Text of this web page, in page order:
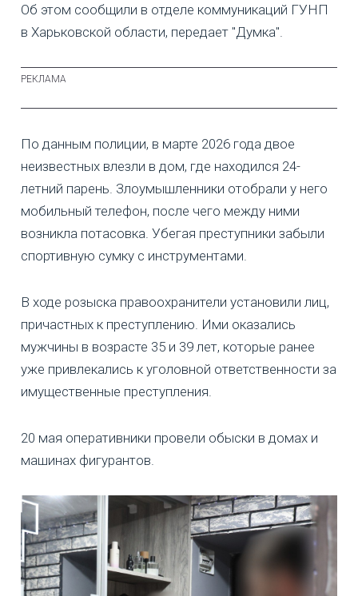
Об этом сообщили в отделе коммуникаций ГУНП
в Харьковской области, передает "Думка".
По данным полиции, в марте 2026 года двое
неизвестных влезли в дом, где находился 24-
летний парень. Злоумышленники отобрали у него
мобильный телефон, после чего между ними
возникла потасовка. Убегая преступники забыли
спортивную сумку с инструментами.
В ходе розыска правоохранители установили лиц,
причастных к преступлению. Ими оказались
мужчины в возрасте 35 и 39 лет, которые ранее
уже привлекались к уголовной ответственности за
имущественные преступления.
20 мая оперативники провели обыски в домах и
машинах фигурантов.